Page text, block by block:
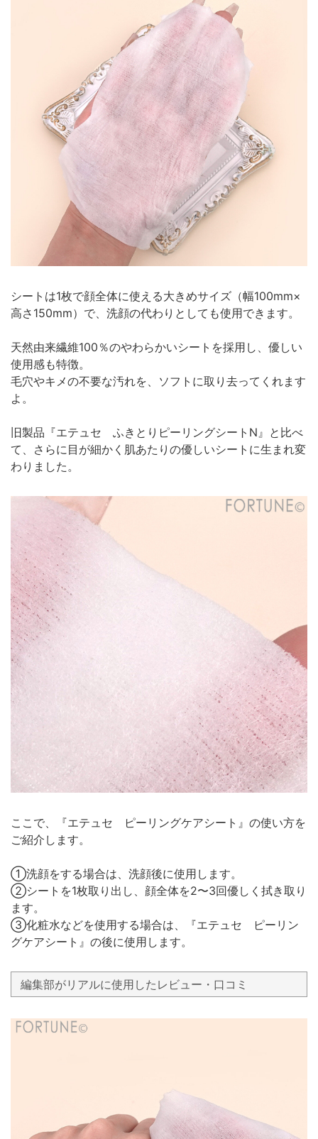
シートは1枚で顔全体に使える大きめサイズ（幅100mm×
高さ150mm）で、洗顔の代わりとしても使用できます。
天然由来繊維100％のやわらかいシートを採用し、優しい
使用感も特徴。
毛穴やキメの不要な汚れを、ソフトに取り去ってくれます
よ。
旧製品『エテュセ ふきとりピーリングシートN』と比べ
て、さらに目が細かく肌あたりの優しいシートに生まれ変
わりました。
ここで、『エテュセ ピーリングケアシート』の使い方を
ご紹介します。
①洗顔をする場合は、洗顔後に使用します。
②シートを1枚取り出し、顔全体を2〜3回優しく拭き取り
ます。
③化粧水などを使用する場合は、『エテュセ ピーリン
グケアシート』の後に使用します。
編集部がリアルに使用したレビュー・口コミ